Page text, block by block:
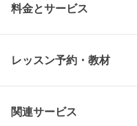
料金とサービス
レッスン予約・教材
関連サービス